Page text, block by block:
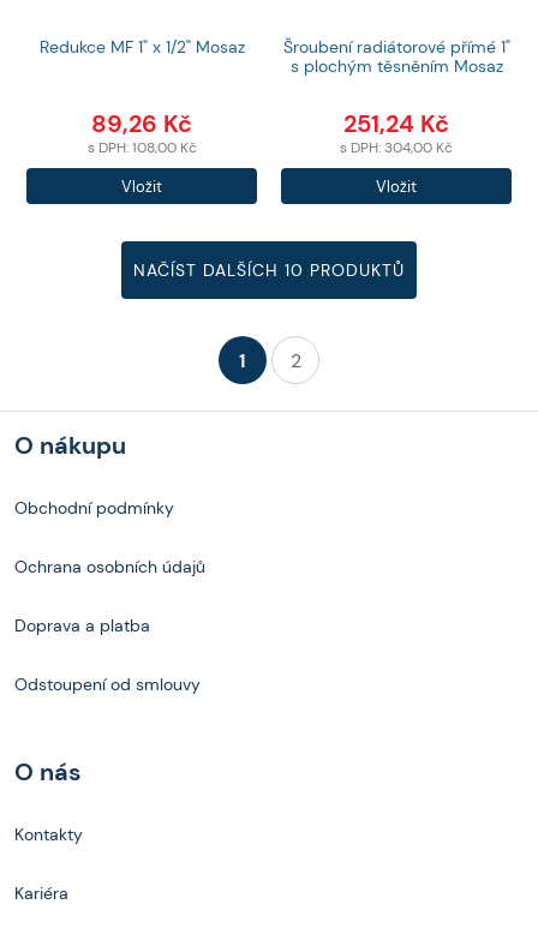
Redukce MF 1" x 1/2" Mosaz
89,26 Kč
s DPH: 108,00 Kč
Počet
produktů
Vložit
Šroubení radiátorové přímé 1"
s plochým těsněním Mosaz
251,24 Kč
s DPH:304,00 Kč
Počet
produktů
Vložit
NAČÍST DALŠÍCH 10 PRODUKTŮ
1 2
O nákupu
Obchodní podmínky
Ochrana osobních údajů
Doprava a platba
Odstoupení od smlouvy
O nás
Kontakty
Kariéra